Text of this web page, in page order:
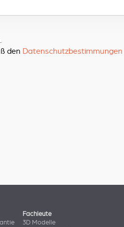
den Datenschutzbestimmungen
Fachleute
3D Modelle